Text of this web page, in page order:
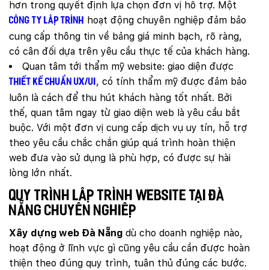
hơn trong quyết định lựa chọn đơn vị hỗ trợ. Một
công ty lập trình hoạt động chuyên nghiệp đảm bảo
cung cấp thông tin về bảng giá minh bạch, rõ ràng,
có cân đối dựa trên yêu cầu thực tế của khách hàng.
Quan tâm tới thẩm mỹ website: giao diện được
thiết kế chuẩn UX/UI, có tính thẩm mỹ được đảm bảo
luôn là cách để thu hút khách hàng tốt nhất. Bởi
thế, quan tâm ngay từ giao diện web là yêu cầu bắt
buộc. Với một đơn vị cung cấp dịch vụ uy tín, hỗ trợ
theo yêu cầu chắc chắn giúp quá trình hoàn thiện
web đưa vào sử dụng là phù hợp, có được sự hài
lòng lớn nhất.
Quy trình lập trình website tại Đà
Nẵng chuyên nghiệp
Xây dựng web Đà Nẵng dù cho doanh nghiệp nào,
hoạt động ở lĩnh vực gì cũng yêu cầu cần được hoàn
thiện theo đúng quy trình, tuân thủ đúng các bước.